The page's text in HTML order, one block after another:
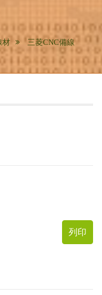
材 三菱CNC備線
列印